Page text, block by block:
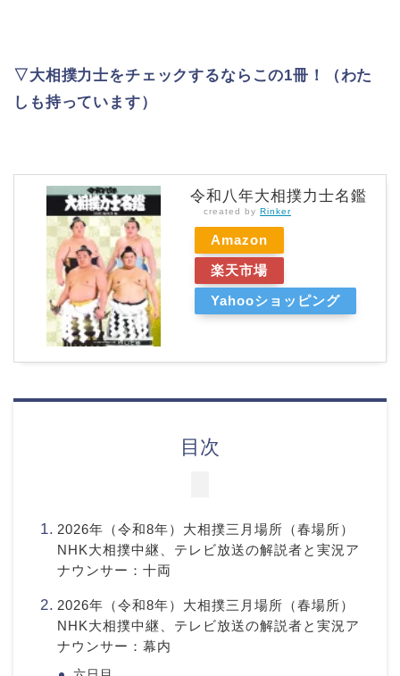
▽大相撲力士をチェックするならこの1冊！（わた
しも持っています）
令和八年大相撲力士名鑑
created by Rinker
Amazon
楽天市場
Yahooショッピング
目次
2026年（令和8年）大相撲三月場所（春場所）
NHK大相撲中継、テレビ放送の解説者と実況ア
ナウンサー：十両
2026年（令和8年）大相撲三月場所（春場所）
NHK大相撲中継、テレビ放送の解説者と実況ア
ナウンサー：幕内